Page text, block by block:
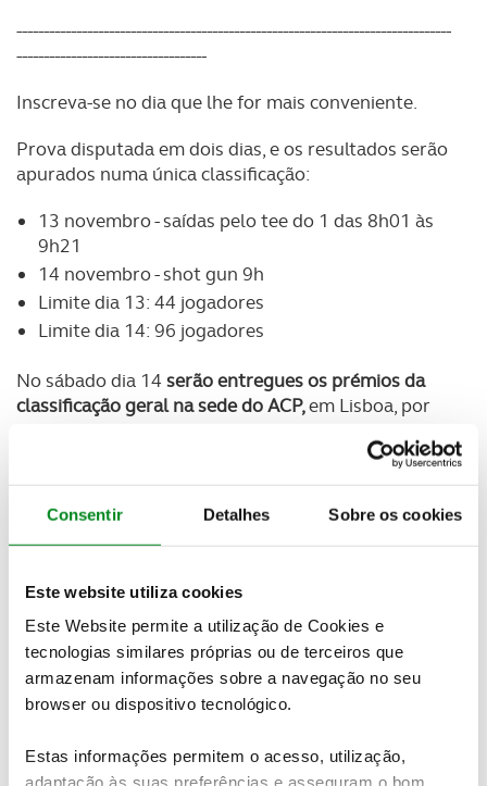
Consentir Detalhes Sobre os cookies
Este website utiliza cookies
Este Website permite a utilização de Cookies e
tecnologias similares próprias ou de terceiros que
armazenam informações sobre a navegação no seu
browser ou dispositivo tecnológico.
Estas informações permitem o acesso, utilização,
adaptação às suas preferências e asseguram o bom
--------------------------------------------------------------------------------
-----------------------------------
Inscreva-se no dia que lhe for mais conveniente.
Prova disputada em dois dias, e os resultados serão
apurados numa única classificação:
13 novembro - saídas pelo tee do 1 das 8h01 às
9h21
14 novembro - shot gun 9h
Limite dia 13: 44 jogadores
Limite dia 14: 96 jogadores
No sábado dia 14 serão entregues os prémios da
classificação geral na sede do ACP,em Lisboa, por
para a qual todos os sócios estão convidados.
Inscrições abrem dia 15 de outubro
--------------------------------------------------------------------------------
Campo
Quinta da Marinha Golf Resort
Inscrições
Encerram às 10h do dia 10 de novembro
Modalidade